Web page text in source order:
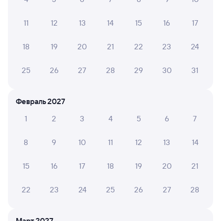
Воронеж-1
Сириус (Олимпийский Парк)
08:07 09:31
1 д 1 ч 24 м в пути
Купе
от 4 ⁠842 ⁠₽ 17 ⁠630 ⁠₽
Найдём билет на поезд за вас
11 12 13 14 15 16 17
18 19 20 21 22 23 24
25 26 27 28 29 30 31
Февраль 2027
1
2 3 4 5 6 7
8 9 10 11 12 13 14
15 16 17 18 19 20 21
22 23 24 25 26 27 28